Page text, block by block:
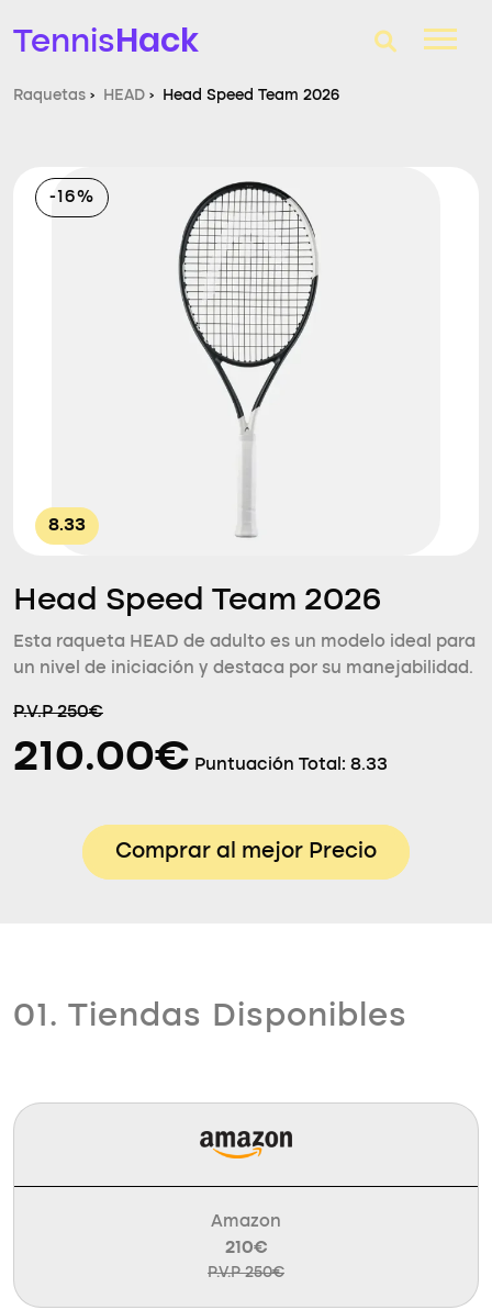
TennisHack
Raquetas de tenis
Zapatillas
Comparador
Consultorio
Raquetas › HEAD › Head Speed Team 2026
-16%
8.33
Head Speed Team 2026
Esta raqueta HEAD de adulto es un modelo ideal para
un nivel de iniciación y destaca por su manejabilidad.
P.V.P 250€
210.00€ Puntuación Total: 8.33
Comprar al mejor Precio
01. Tiendas Disponibles
Amazon
210€
P.V.P 250€